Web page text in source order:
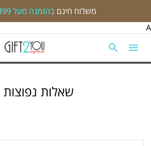
משלוח חינםבהזמנה מעל 399 ש"ח
A
שאלות נפוצות